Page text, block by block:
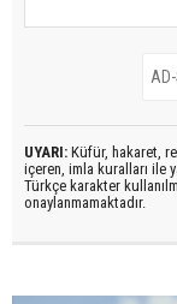
UYARI: Küfür, hakaret,
içeren, imla kuralları ile
Türkçe karakter
onaylanmamaktadır.